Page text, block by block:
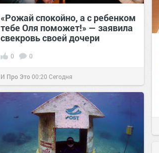
«Рожай спокойно, а с ребенком
тебе Оля поможет!» — заявила
свекровь своей дочери
0 0
И Про Это00:20 Сегодня